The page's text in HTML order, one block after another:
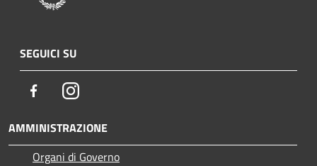
SEGUICI SU
FacebookInstagram
AMMINISTRAZIONE
Organi di Governo